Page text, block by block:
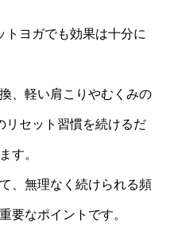
トヨガでも効果は十分に
、軽い肩こりやむくみの
リセット習慣を続けるだ
す。
、無理なく続けられる頻
要なポイントです。